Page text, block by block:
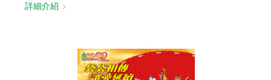
詳細介紹